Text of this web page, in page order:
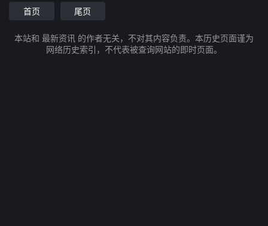
首页
尾页
本站和 最新资讯 的作者无关，不对其内容负责。本历史页面谨为
网络历史索引，不代表被查询网站的即时页面。